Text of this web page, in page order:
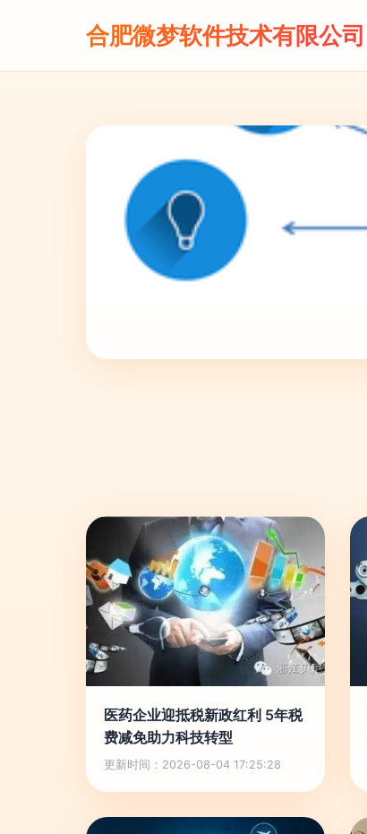
合肥微梦软件技术有限公司
医药企业迎抵税新政红利 5年税
费减免助力科技转型
更新时间：2026-08-04 17:25:28